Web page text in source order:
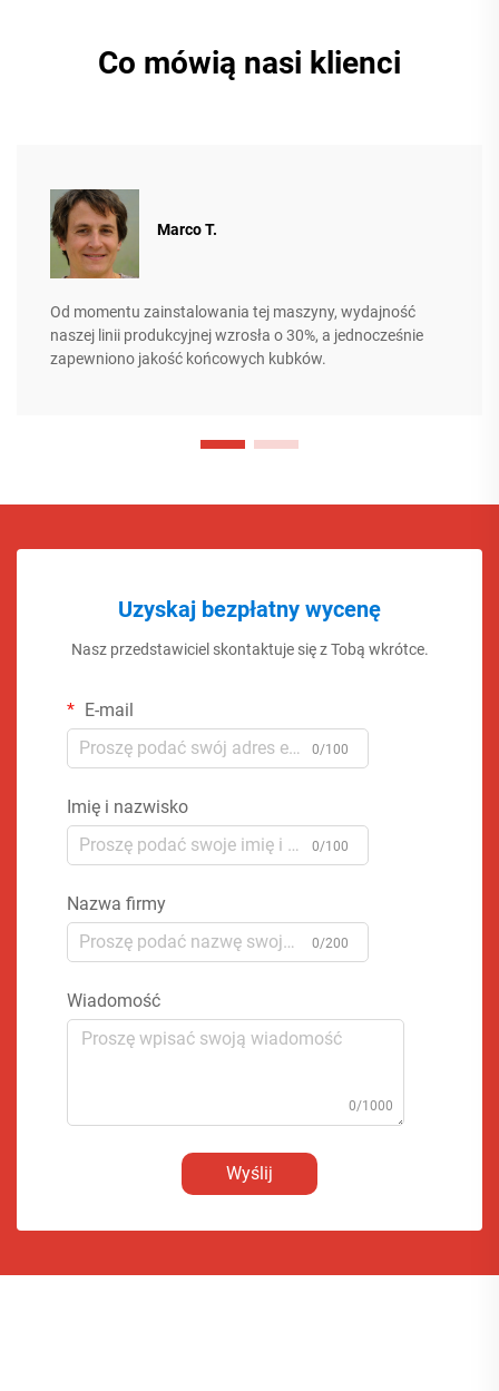
Co mówią nasi klienci
Marco T.
Od momentu zainstalowania tej maszyny, wydajność
naszej linii produkcyjnej wzrosła o 30%, a jednocześnie
zapewniono jakość końcowych kubków.
Uzyskaj bezpłatny wycenę
Nasz przedstawiciel skontaktuje się z Tobą wkrótce.
E-mail
0/100
Imię i nazwisko
0/100
Nazwa firmy
0/200
Wiadomość
0/1000
Wyślij